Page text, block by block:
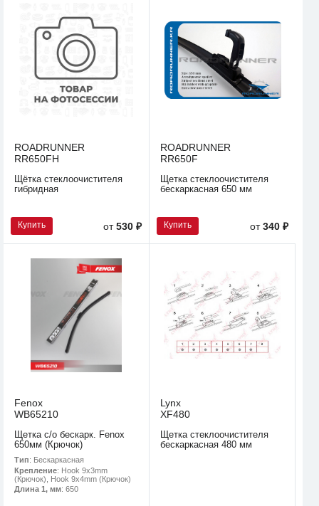
ROADRUNNER
RR650FH
Щётка стеклоочистителя
гибридная
Купить от530 ₽
ROADRUNNER
RR650F
Щетка стеклоочистителя
бескаркасная 650 мм
Купить от340 ₽
Fenox
WB65210
Щетка с/о бескарк. Fenox
650мм (Крючок)
Тип: Бескаркасная
Крепление: Hook 9x3mm
(Крючок), Hook 9x4mm (Крючок)
Длина 1, мм: 650
Lynx
XF480
Щетка стеклоочистителя
бескаркасная 480 мм